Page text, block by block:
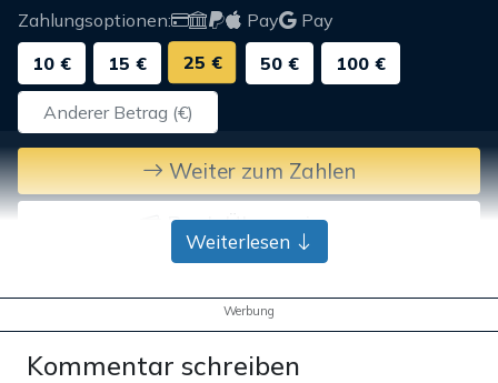
Zahlungsoptionen: Pay
Pay
10 €
15 € 25 € 50 € 100 €
Weiter zum Zahlen
Bank-Überweisung
Weiterlesen
Werbung
Kommentar schreiben